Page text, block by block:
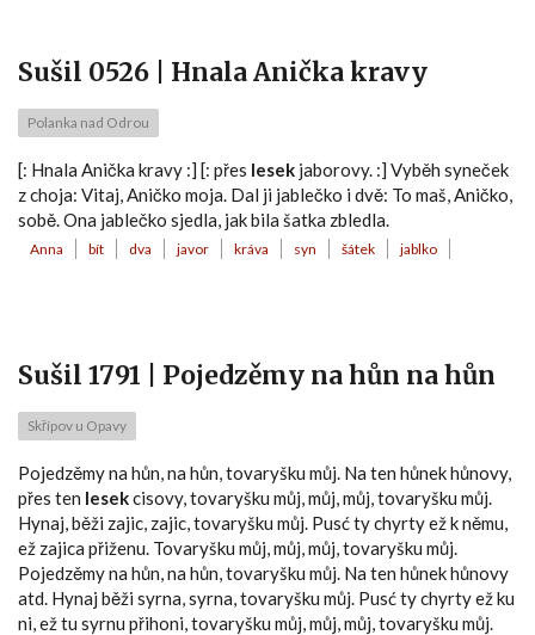
Sušil 0526 | Hnala Anička kravy
Polanka nad Odrou
[: Hnala Anička kravy :] [: přes lesek jaborovy. :] Vyběh syneček
z choja: Vitaj, Aničko moja. Dal ji jablečko i dvě: To maš, Aničko,
sobě. Ona jablečko sjedla, jak bila šatka zbledla.
Anna bít dva javor kráva syn šátek jablko
Sušil 1791 | Pojedzěmy na hůn na hůn
Skřípov u Opavy
Pojedzěmy na hůn, na hůn, tovaryšku můj. Na ten hůnek hůnovy,
přes ten lesekcisovy, tovaryšku můj, můj, můj, tovaryšku můj.
Hynaj, běži zajic, zajic, tovaryšku můj. Pusć ty chyrty ež k němu,
ež zajica přiženu. Tovaryšku můj, můj, můj, tovaryšku můj.
Pojedzěmy na hůn, na hůn, tovaryšku můj. Na ten hůnek hůnovy
atd. Hynaj běži syrna, syrna, tovaryšku můj. Pusć ty chyrty ež ku
ni, ež tu syrnu přihoni, tovaryšku můj, můj, můj, tovaryšku můj.